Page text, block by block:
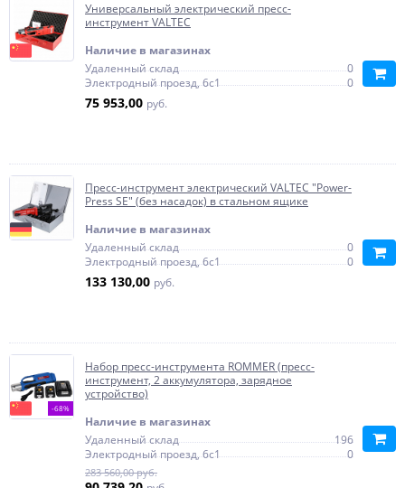
Универсальный электрический пресс-
инструмент VALTEC
Наличие в магазинах
Удаленный склад
0
Электродный проезд, 6с1
0
75 953,00 руб.
Пресс-инструмент электрический VALTEC "Power-
Press SЕ" (без насадок) в стальном ящике
Наличие в магазинах
Удаленный склад
0
Электродный проезд, 6с1
0
133 130,00 руб.
-68%
Набор пресс-инструмента ROMMER (пресс-
инструмент, 2 аккумулятора, зарядное
устройство)
Наличие в магазинах
Удаленный склад
196
Электродный проезд, 6с1
0
283 560,00 руб.